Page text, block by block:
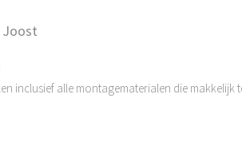
Joost
inclusief alle montagematerialen die makkelijk